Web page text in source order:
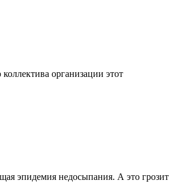
организации этот
эпидемия недосыпания. А это грозит